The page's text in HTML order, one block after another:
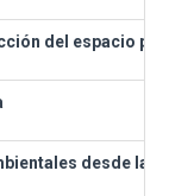
del espacio
desde la